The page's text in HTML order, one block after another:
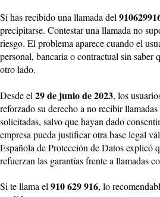
Si has recibido una llamada del
precipitarse. Contestar una llamada no
riesgo. El problema aparece cuando el
personal, bancaria o contractual sin saber
otro lado.
Desde el 29 de junio de 2023, los
reforzado su derecho a no recibir
solicitadas, salvo que hayan dado
empresa pueda justificar otra base legal
Española de Protección de Datos explicó
refuerzan las garantías frente a llamadas
Si te llama el910 629 916, lo